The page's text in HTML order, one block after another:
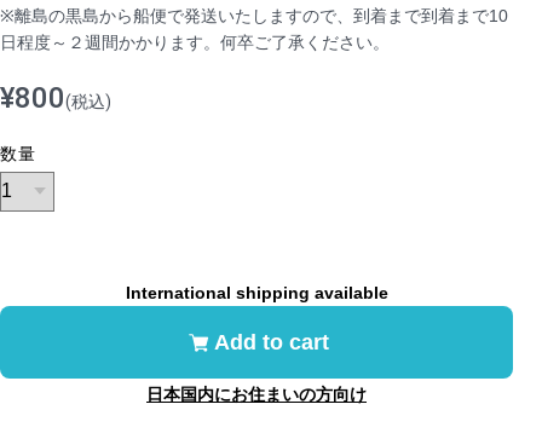
※離島の黒島から船便で発送いたしますので、到着まで到着まで10
日程度～２週間かかります。何卒ご了承ください。
¥800(税込)
数量
International shipping available
Add to cart
日本国内にお住まいの方向け